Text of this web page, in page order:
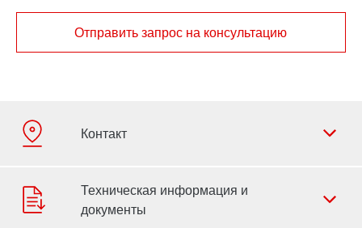
Отправить запрос на консультацию